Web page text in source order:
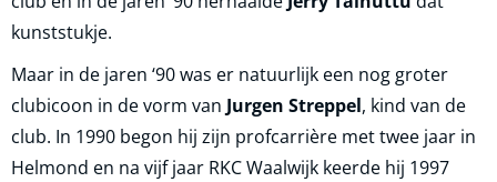
kunststukje.
Maar in de jaren ‘90 was er natuurlijk een nog groter
clubicoon in de vorm van Jurgen Streppel, kind van de
club. In 1990 begon hij zijn profcarrière met twee jaar in
Helmond en na vijf jaar RKC Waalwijk keerde hij 1997